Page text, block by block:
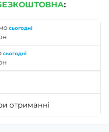
:
сьогодні
сьогодні
отриманні